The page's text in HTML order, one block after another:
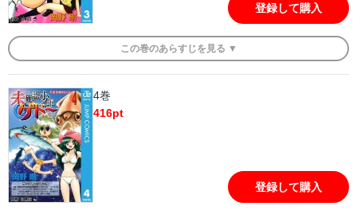
登録して購入
この巻のあらすじを 見る ▼
4巻
416pt
登録して購入